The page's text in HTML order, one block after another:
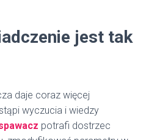
jest tak
daje coraz więcej
wyczucia i wiedzy
potrafi dostrzec